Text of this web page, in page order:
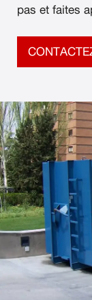
pas et faites